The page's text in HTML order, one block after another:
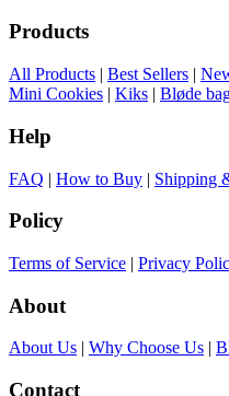
Products
All Products | Best Sellers |
Mini Cookies | Kiks | Bløde
Help
FAQ | How to Buy | Shipping
Policy
Terms of Service | Privacy
About
About Us | Why Choose Us |
Contact